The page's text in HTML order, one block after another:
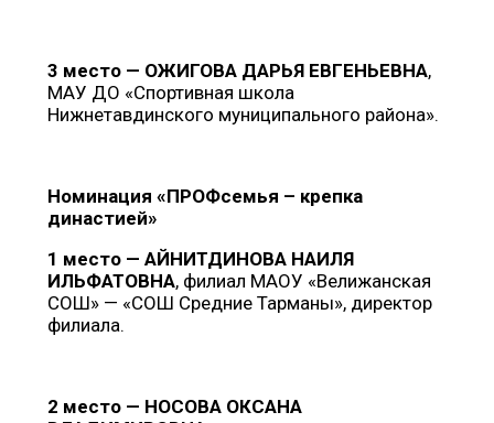
3 место — ОЖИГОВА ДАРЬЯ ЕВГЕНЬЕВНА,
МАУ ДО «Спортивная школа
Нижнетавдинского муниципального района».
Номинация «ПРОФсемья – крепка
династией»
1 место — АЙНИТДИНОВА НАИЛЯ
ИЛЬФАТОВНА, филиал МАОУ «Велижанская
СОШ» — «СОШ Средние Тарманы», директор
филиала.
2 место — НОСОВА ОКСАНА